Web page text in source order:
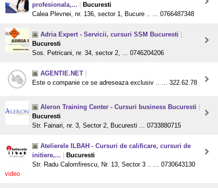
profesionala,...
Bucuresti
Calea Plevnei, nr. 136, sector 1, Bucure .. ... 0766487348
Adria Expert - Servicii, cursuri SSM Bucuresti
Bucuresti
Sos. Petricani, nr. 34, sector 2, ... 0746204206
AGENTIE.NET
Este o companie ce se adreseaza exclusiv .. ... 322.62.78
Aleron Training Center - Cursuri business Bucuresti
Bucuresti
Str. Fainari, nr. 3, Sector 2, Bucuresti ... 0733880715
Atelierele ILBAH - Cursuri de calificare, cursuri de
initiere,...
Bucuresti
Str. Radu Calomfirescu, Nr. 13, Sector 3 .. ... 0730643130
video